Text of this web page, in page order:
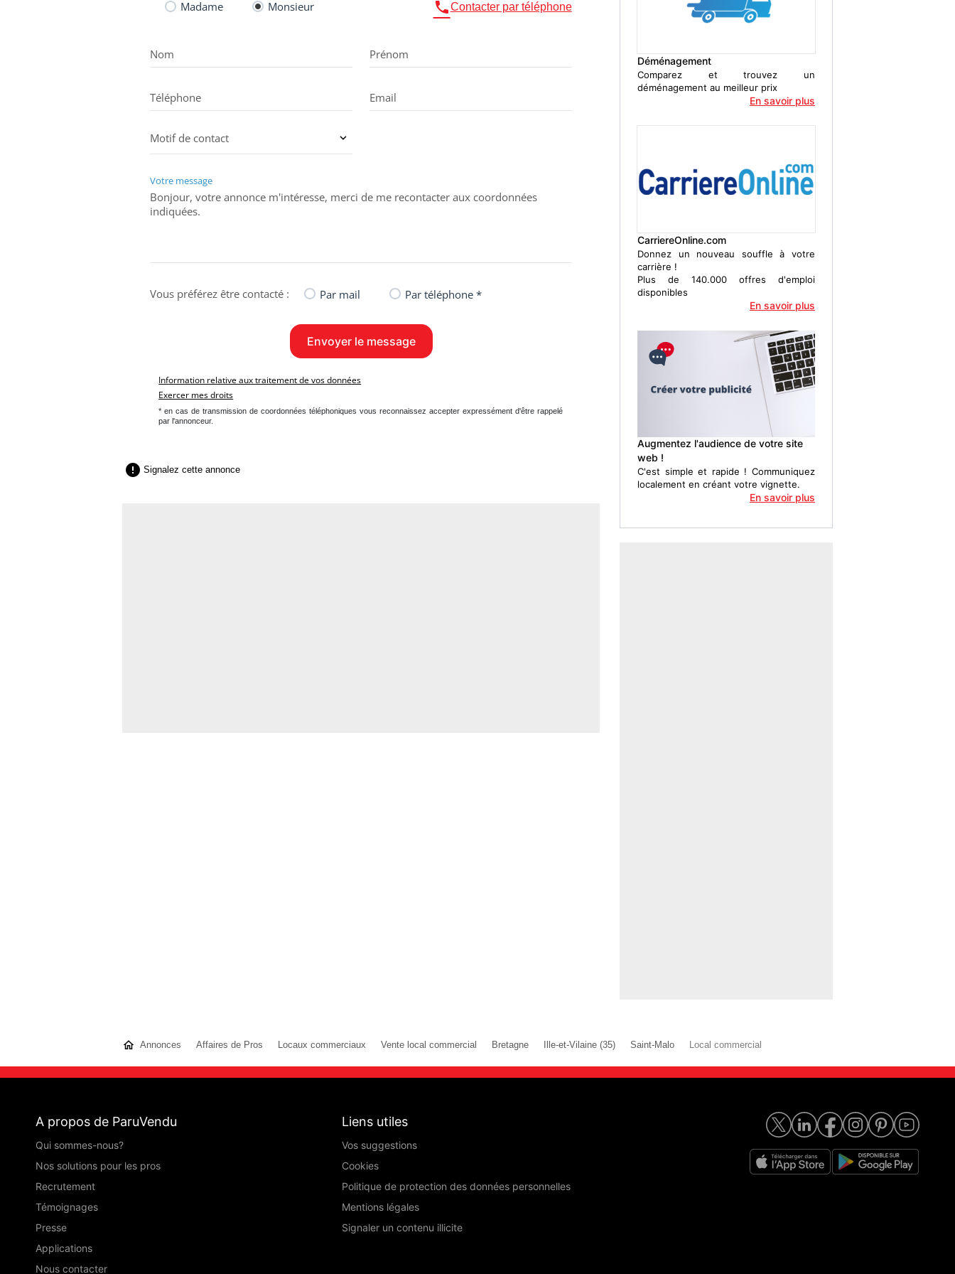
Madame Monsieur Contacter par téléphone
Nom Prénom
Téléphone Email
Votre message
Vous préférez être contacté : Par mail Par téléphone *
Information relative aux traitement de vos données
Exercer mes droits
* en cas de transmission de coordonnées téléphoniques vous reconnaissez accepter expressément d'être rappelé
par l'annonceur.
 Signalez cette annonce
Déménagement
Comparez et trouvez un
déménagement au meilleur prix
En savoir plus
CarriereOnline.com
Donnez un nouveau souffle à votre
carrière !
Plus de 140.000 offres d'emploi
disponibles
En savoir plus
Augmentez l'audience de votre site
web !
C'est simple et rapide ! Communiquez
localement en créant votre vignette.
En savoir plus
Annonces Affaires de Pros Locaux commerciaux Vente local commercial Bretagne Ille-et-Vilaine (35) Saint-Malo Local commercial
A propos de ParuVendu
Qui sommes-nous?
Nos solutions pour les pros
Recrutement
Témoignages
Presse
Applications
Nous contacter
Liens utiles
Vos suggestions
Cookies
Politique de protection des données personnelles
Mentions légales
Signaler un contenu illicite